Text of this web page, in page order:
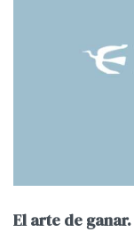
El arte de ganar.